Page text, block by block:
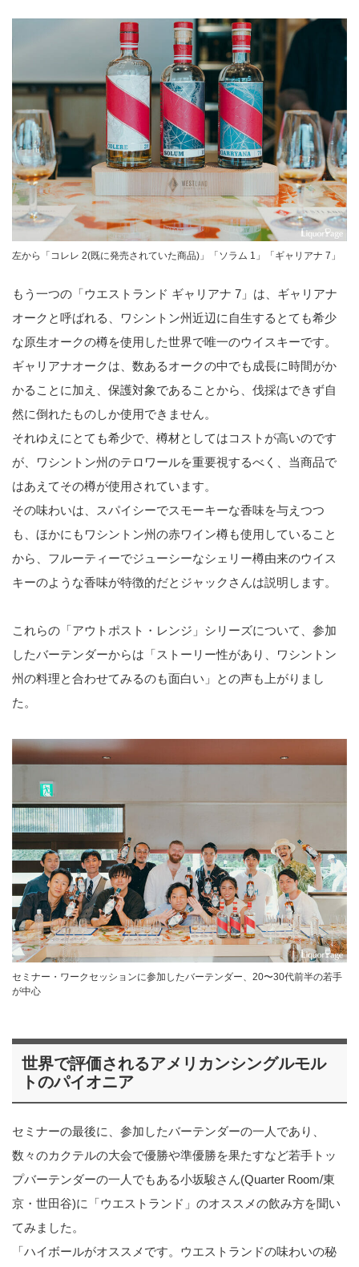
左から「コレレ 2(既に発売されていた商品)」「ソラム 1」「ギャリアナ 7」
もう一つの「ウエストランド ギャリアナ 7」は、ギャリアナ
オークと呼ばれる、ワシントン州近辺に自生するとても希少
な原生オークの樽を使用した世界で唯一のウイスキーです。
ギャリアナオークは、数あるオークの中でも成長に時間がか
かることに加え、保護対象であることから、伐採はできず自
然に倒れたものしか使用できません。
それゆえにとても希少で、樽材としてはコストが高いのです
が、ワシントン州のテロワールを重要視するべく、当商品で
はあえてその樽が使用されています。
その味わいは、スパイシーでスモーキーな香味を与えつつ
も、ほかにもワシントン州の赤ワイン樽も使用していること
から、フルーティーでジューシーなシェリー樽由来のウイス
キーのような香味が特徴的だとジャックさんは説明します。
これらの「アウトポスト・レンジ」シリーズについて、参加
したバーテンダーからは「ストーリー性があり、ワシントン
州の料理と合わせてみるのも面白い」との声も上がりまし
た。
セミナー・ワークセッションに参加したバーテンダー、20〜30代前半の若手
が中心
世界で評価されるアメリカンシングルモル
トのパイオニア
セミナーの最後に、参加したバーテンダーの一人であり、
数々のカクテルの大会で優勝や準優勝を果たすなど若手トッ
プバーテンダーの一人でもある小坂駿さん(Quarter Room/東
京・世田谷)に「ウエストランド」のオススメの飲み方を聞い
てみました。
「ハイボールがオススメです。ウエストランドの味わいの秘